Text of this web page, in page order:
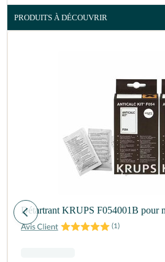
PRODUITS À DÉCOUVRIR
Détartrant KRUPS F054001B pour
(1)